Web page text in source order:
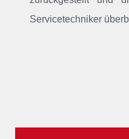
Servicetechniker